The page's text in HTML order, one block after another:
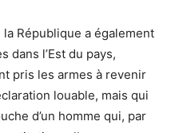
République a également
dans l’Est du pays,
pris les armes à revenir
louable, mais qui
d’un homme qui, par